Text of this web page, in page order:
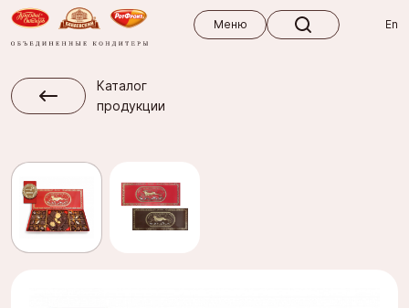
Меню
En
Каталог
продукции